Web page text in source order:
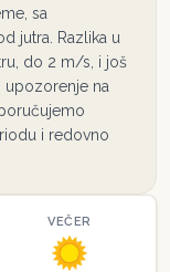
sa
jutra. Razlika u
do 2 m/s, i još
upozorenje na
i redovno
VEČER